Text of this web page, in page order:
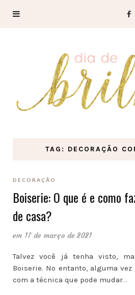
TAG: DECORAÇÃO
DECORAÇÃO
Boiserie: O que é e como
de casa?
em 17 de março de 2021
Talvez você já tenha visto,
Boiserie. No entanto, alguma vez
com a técnica que pode mudar…